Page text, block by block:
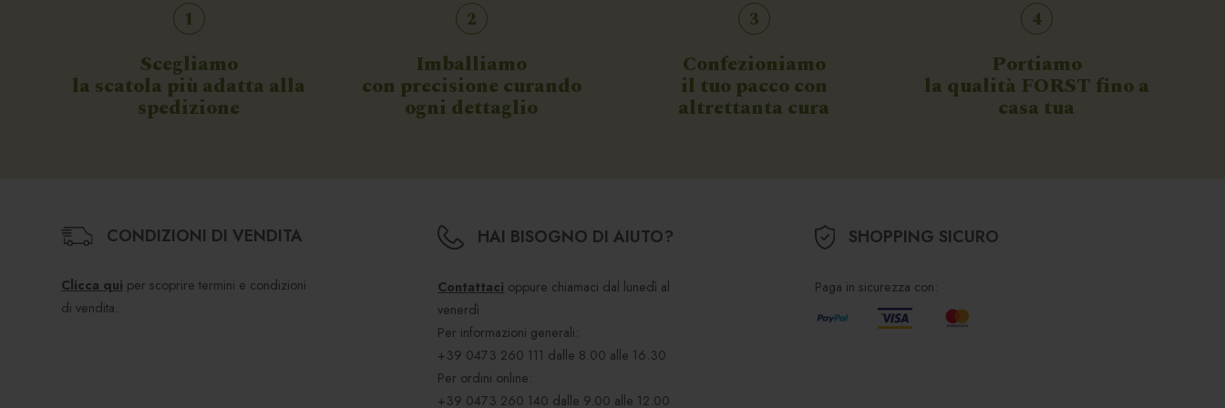
1
Scegliamo
la scatola più adatta alla
spedizione
2
Imballiamo
con precisione curando
ogni dettaglio
3
Confezioniamo
il tuo pacco con
altrettanta cura
4
Portiamo
la qualità FORST fino a
casa tua
CONDIZIONI DI VENDITA
Clicca qui per scoprire termini e condizioni
di vendita.
HAI BISOGNO DI AIUTO?
Contattaci oppure chiamaci dal lunedì al
venerdì
Per informazioni generali:
+39 0473 260 111 dalle 8.00 alle 16.30
Per ordini online:
+39 0473 260 140 dalle 9.00 alle 12.00
SHOPPING SICURO
Paga in sicurezza con: